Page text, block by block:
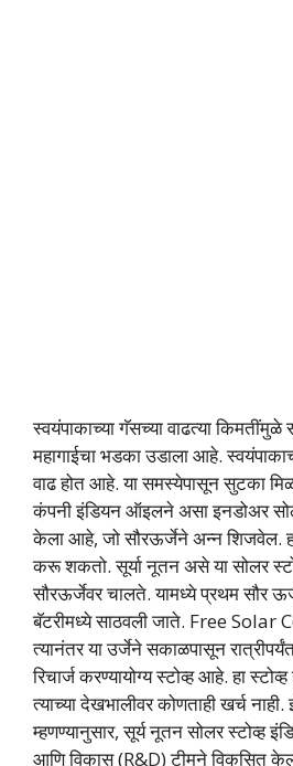
स्वयंपाकाच्या गॅसच्या वाढत्या किमतींमुळे
महागाईचा भडका उडाला आहे.
वाढ होत आहे. या समस्येपासून सुटका
कंपनी इंडियन ऑइलने असा इनडोअर
केला आहे, जो सौरऊर्जेने अन्न शिजवेल. हा
करू शकतो. सूर्या नूतन असे या सोलर
सौरऊर्जेवर चालते. यामध्ये प्रथम सौर
बॅटरीमध्ये साठवली जाते. Free
त्यानंतर या उर्जेने सकाळपासून
रिचार्ज करण्यायोग्य स्टोव्ह आहे. हा
त्याच्या देखभालीवर कोणताही खर्च
म्हणण्यानुसार, सूर्य नूतन सोलर स्टोव्ह
आणि विकास (R&D) टीमने विकसित